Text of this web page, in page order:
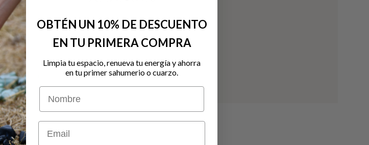
OBTÉN UN 10% DE DESCUENTO
EN TU PRIMERA COMPRA
Limpia tu espacio, renueva tu energía y ahorra
en tu primer sahumerio o cuarzo.
Nombre
Email